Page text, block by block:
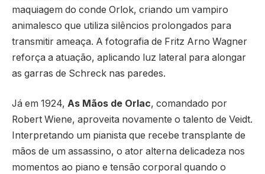
maquiagem do conde Orlok, criando um vampiro
animalesco que utiliza silêncios prolongados para
transmitir ameaça. A fotografia de Fritz Arno Wagner
reforça a atuação, aplicando luz lateral para alongar
as garras de Schreck nas paredes.
Já em 1924, As Mãos de Orlac, comandado por
Robert Wiene, aproveita novamente o talento de Veidt.
Interpretando um pianista que recebe transplante de
mãos de um assassino, o ator alterna delicadeza nos
momentos ao piano e tensão corporal quando o